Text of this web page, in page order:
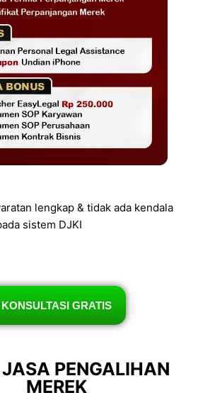
lengkap & tidak ada kendala
sistem DJKI
KONSULTASI GRATIS
PENGALIHAN
MEREK